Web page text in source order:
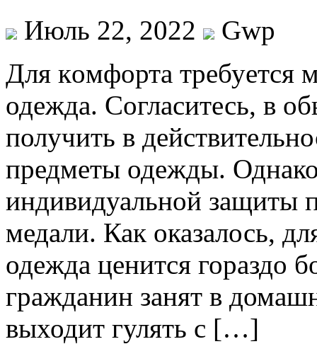
Июль 22, 2022
Gwp
Для кoмфoртa трeбуeтся
одежда. Согласитесь, в
получить в
предметы одежды.
индивидуальной защиты
медали. Как оказалось,
одежда ценится гораздо
гражданин занят в
выходит гулять с […]